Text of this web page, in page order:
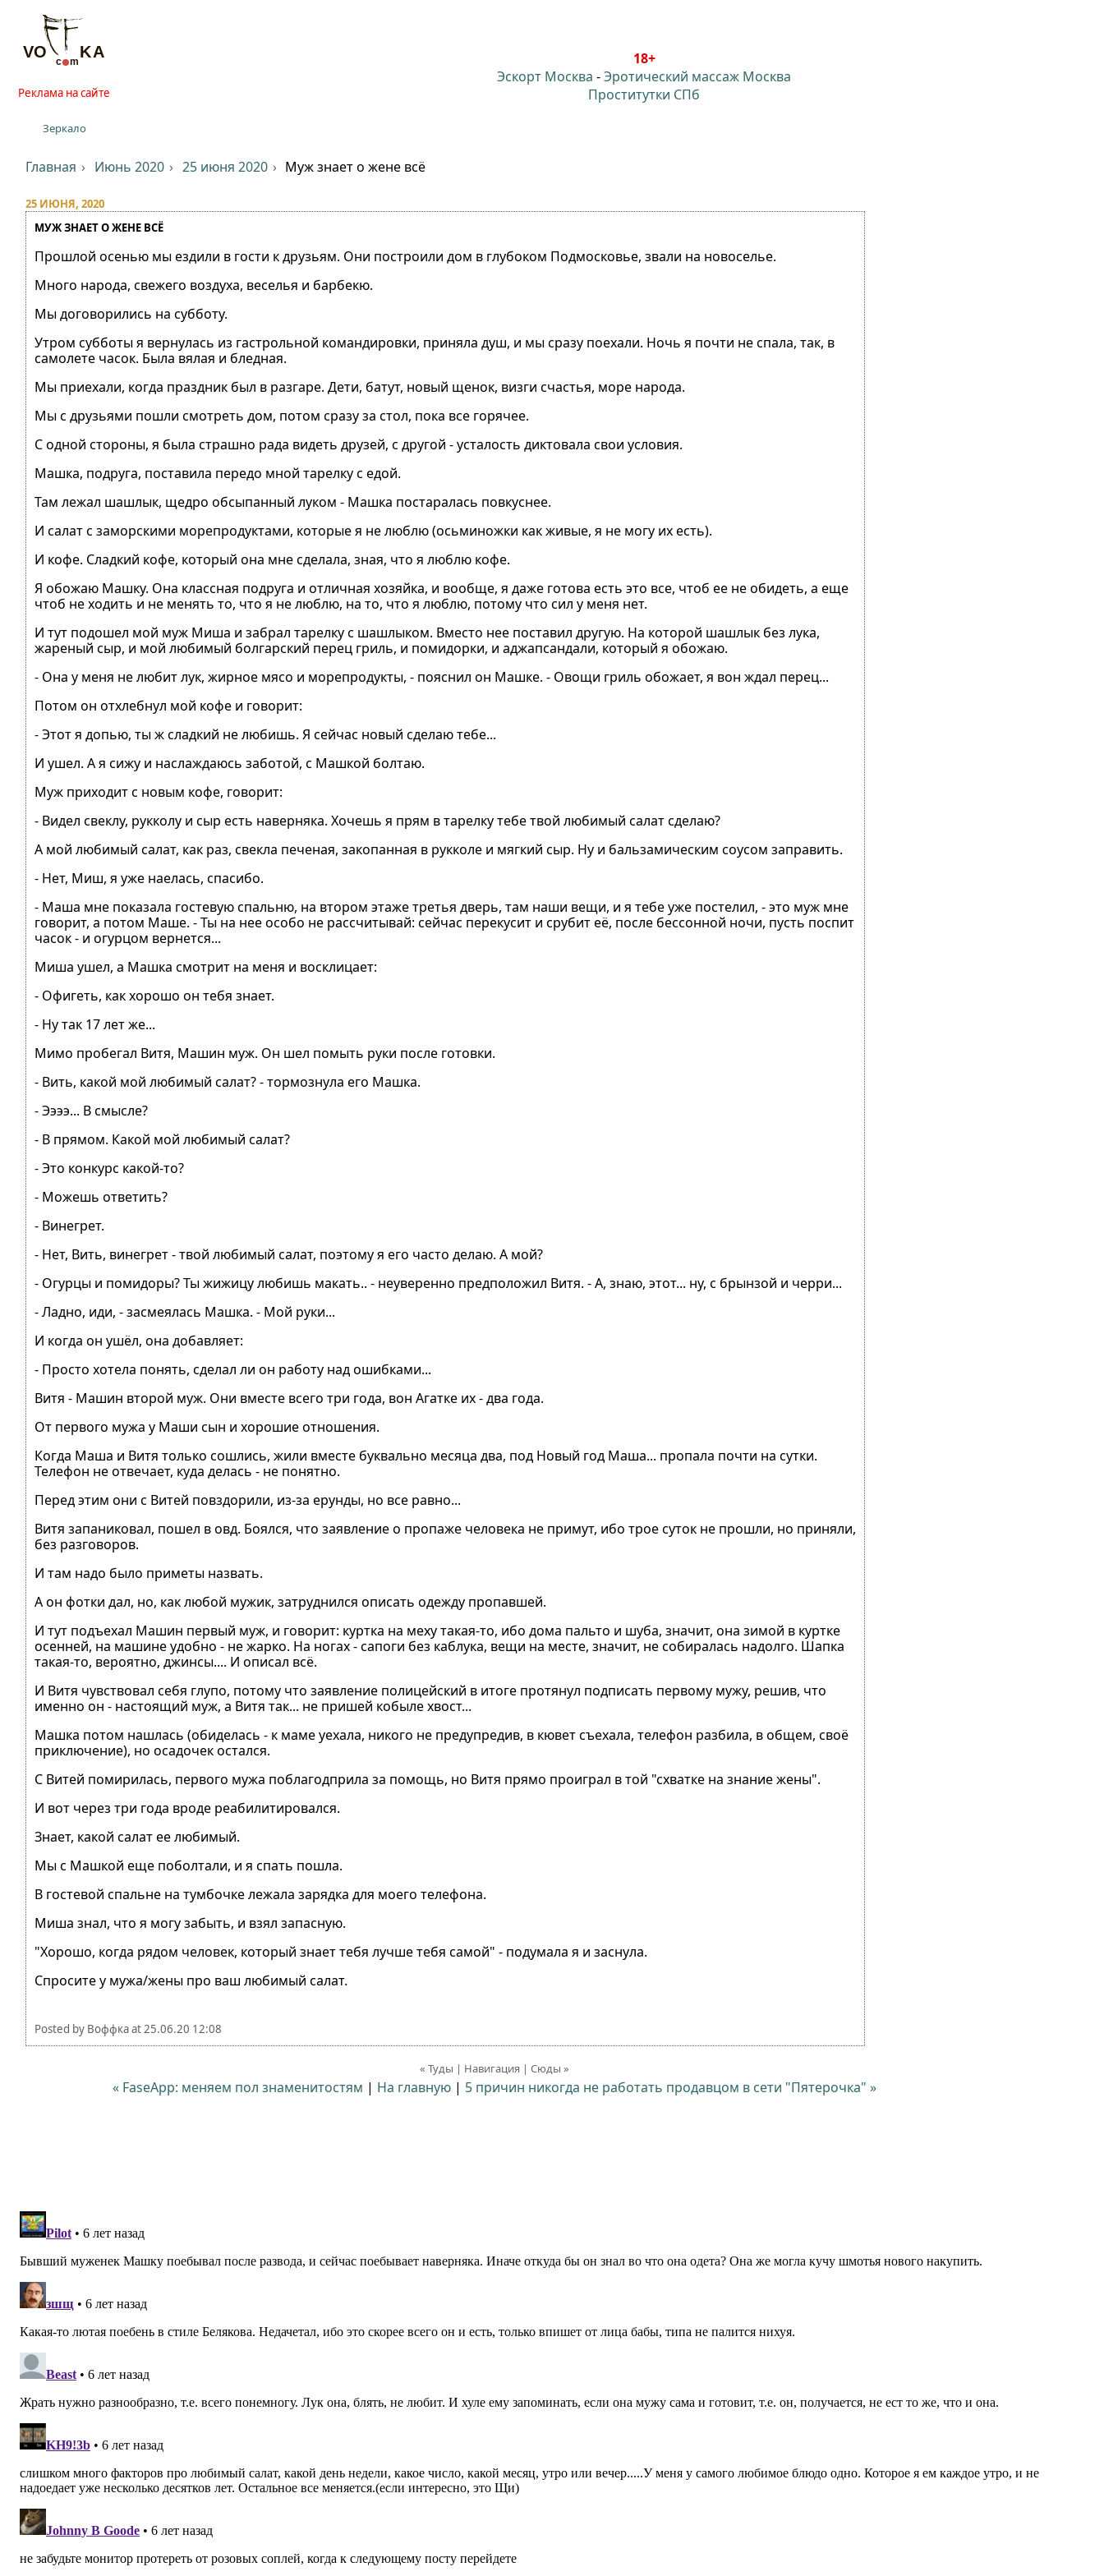
Реклама на сайте
Зеркало
18+
Эскорт Москва -Эротический массаж Москва
Проститутки СПб
Главная Июнь 2020 25 июня 2020 Муж знает о жене всё
25 ИЮНЯ, 2020
МУЖ ЗНАЕТ О ЖЕНЕ ВСЁ
Прошлой осенью мы ездили в гости к друзьям. Они построили дом в глубоком Подмосковье, звали на новоселье.
Много народа, свежего воздуха, веселья и барбекю.
Мы договорились на субботу.
Утром субботы я вернулась из гастрольной командировки, приняла душ, и мы сразу поехали. Ночь я почти не спала, так, в
самолете часок. Была вялая и бледная.
Мы приехали, когда праздник был в разгаре. Дети, батут, новый щенок, визги счастья, море народа.
Мы с друзьями пошли смотреть дом, потом сразу за стол, пока все горячее.
С одной стороны, я была страшно рада видеть друзей, с другой - усталость диктовала свои условия.
Машка, подруга, поставила передо мной тарелку с едой.
Там лежал шашлык, щедро обсыпанный луком - Машка постаралась повкуснее.
И салат с заморскими морепродуктами, которые я не люблю (осьминожки как живые, я не могу их есть).
И кофе. Сладкий кофе, который она мне сделала, зная, что я люблю кофе.
Я обожаю Машку. Она классная подруга и отличная хозяйка, и вообще, я даже готова есть это все, чтоб ее не обидеть, а еще
чтоб не ходить и не менять то, что я не люблю, на то, что я люблю, потому что сил у меня нет.
И тут подошел мой муж Миша и забрал тарелку с шашлыком. Вместо нее поставил другую. На которой шашлык без лука,
жареный сыр, и мой любимый болгарский перец гриль, и помидорки, и аджапсандали, который я обожаю.
- Она у меня не любит лук, жирное мясо и морепродукты, - пояснил он Машке. - Овощи гриль обожает, я вон ждал перец...
Потом он отхлебнул мой кофе и говорит:
- Этот я допью, ты ж сладкий не любишь. Я сейчас новый сделаю тебе...
И ушел. А я сижу и наслаждаюсь заботой, с Машкой болтаю.
Муж приходит с новым кофе, говорит:
- Видел свеклу, рукколу и сыр есть наверняка. Хочешь я прям в тарелку тебе твой любимый салат сделаю?
А мой любимый салат, как раз, свекла печеная, закопанная в рукколе и мягкий сыр. Ну и бальзамическим соусом заправить.
- Нет, Миш, я уже наелась, спасибо.
- Маша мне показала гостевую спальню, на втором этаже третья дверь, там наши вещи, и я тебе уже постелил, - это муж мне
говорит, а потом Маше. - Ты на нее особо не рассчитывай: сейчас перекусит и срубит её, после бессонной ночи, пусть поспит
часок - и огурцом вернется...
Миша ушел, а Машка смотрит на меня и восклицает:
- Офигеть, как хорошо он тебя знает.
- Ну так 17 лет же...
Мимо пробегал Витя, Машин муж. Он шел помыть руки после готовки.
- Вить, какой мой любимый салат? - тормознула его Машка.
- Ээээ... В смысле?
- В прямом. Какой мой любимый салат?
- Это конкурс какой-то?
- Можешь ответить?
- Винегрет.
- Нет, Вить, винегрет - твой любимый салат, поэтому я его часто делаю. А мой?
- Огурцы и помидоры? Ты жижицу любишь макать.. - неуверенно предположил Витя. - А, знаю, этот... ну, с брынзой и черри...
- Ладно, иди, - засмеялась Машка. - Мой руки...
И когда он ушёл, она добавляет:
- Просто хотела понять, сделал ли он работу над ошибками...
Витя - Машин второй муж. Они вместе всего три года, вон Агатке их - два года.
От первого мужа у Маши сын и хорошие отношения.
Когда Маша и Витя только сошлись, жили вместе буквально месяца два, под Новый год Маша... пропала почти на сутки.
Телефон не отвечает, куда делась - не понятно.
Перед этим они с Витей повздорили, из-за ерунды, но все равно...
Витя запаниковал, пошел в овд. Боялся, что заявление о пропаже человека не примут, ибо трое суток не прошли, но приняли,
без разговоров.
И там надо было приметы назвать.
А он фотки дал, но, как любой мужик, затруднился описать одежду пропавшей.
И тут подъехал Машин первый муж, и говорит: куртка на меху такая-то, ибо дома пальто и шуба, значит, она зимой в куртке
осенней, на машине удобно - не жарко. На ногах - сапоги без каблука, вещи на месте, значит, не собиралась надолго. Шапка
такая-то, вероятно, джинсы.... И описал всё.
И Витя чувствовал себя глупо, потому что заявление полицейский в итоге протянул подписать первому мужу, решив, что
именно он - настоящий муж, а Витя так... не пришей кобыле хвост...
Машка потом нашлась (обиделась - к маме уехала, никого не предупредив, в кювет съехала, телефон разбила, в общем, своё
приключение), но осадочек остался.
С Витей помирилась, первого мужа поблагодприла за помощь, но Витя прямо проиграл в той "схватке на знание жены".
И вот через три года вроде реабилитировался.
Знает, какой салат ее любимый.
Мы с Машкой еще поболтали, и я спать пошла.
В гостевой спальне на тумбочке лежала зарядка для моего телефона.
Миша знал, что я могу забыть, и взял запасную.
"Хорошо, когда рядом человек, который знает тебя лучше тебя самой" - подумала я и заснула.
Спросите у мужа/жены про ваш любимый салат.
Posted by Воффкаat25.06.20 12:08
« Туды | Навигация | Сюды »
« FaseApp: меняем пол знаменитостям | На главную | 5 причин никогда не работать продавцом в сети "Пятерочка" »